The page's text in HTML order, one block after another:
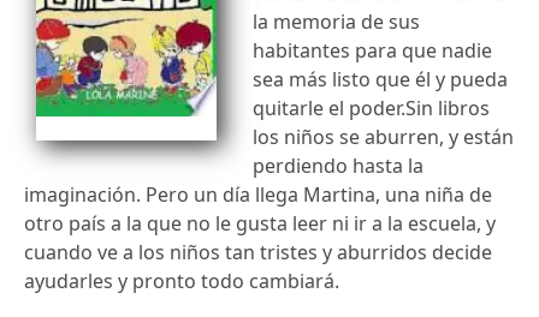
la memoria de sus
habitantes para que nadie
sea más listo que él y pueda
quitarle el poder.Sin libros
los niños se aburren, y están
perdiendo hasta la
imaginación. Pero un día llega Martina, una niña de
otro país a la que no le gusta leer ni ir a la escuela, y
cuando ve a los niños tan tristes y aburridos decide
ayudarles y pronto todo cambiará.